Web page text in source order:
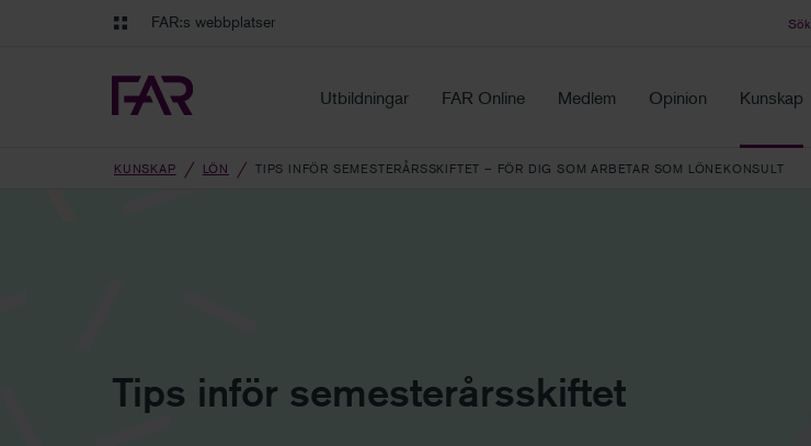
Gå till navigation
Tidningen Balans
FAR:s webbplatser Sök
Utbildningar FAR Online Medlem Opinion Kunskap
KUNSKAP LÖN TIPS INFÖR SEMESTERÅRSSKIFTET – FÖR DIG SOM ARBETAR SOM LÖNEKONSULT
Tips inför semesterårsskiftet